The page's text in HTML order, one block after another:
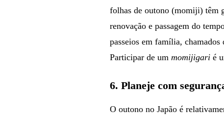
folhas de outono (momiji) têm
renovação e passagem do
passeios em família, chamados
Participar de um momijigari é
6.Planeje com
O outono no Japão é